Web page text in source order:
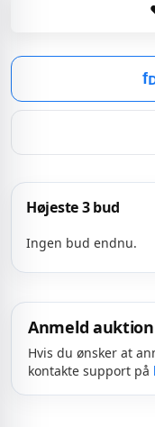
f
Højeste 3 bud
Ingen bud endnu.
Anmeld auktion
Hvis du ønsker at
kontakte support på